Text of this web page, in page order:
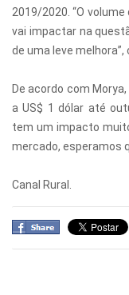
2019/2020. “O
vai impactar na
de uma leve melhora”,
De acordo com
a US$ 1 dólar até
tem um impacto
mercado, esperamos
Canal Rural.